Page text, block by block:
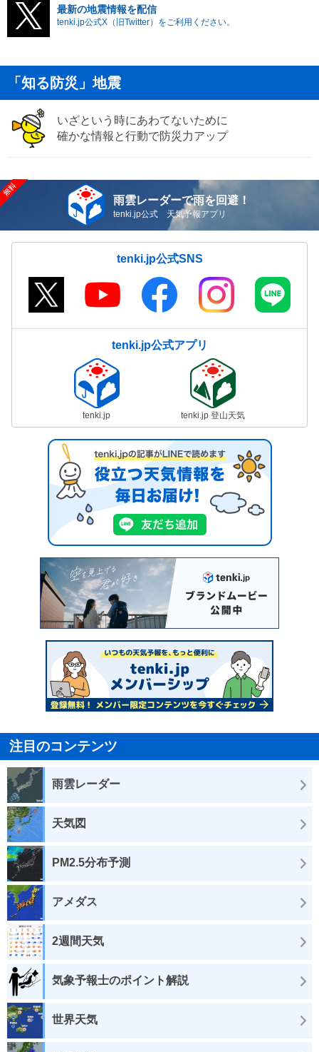
最新の地震情報を配信
tenki.jp公式X（旧Twitter）をご利用ください。
「知る防災」地震
いざという時にあわてないために
確かな情報と行動で防災力アップ
雨雲レーダーで雨を回避！
tenki.jp公式 天気予報アプリ
tenki.jp公式SNS
tenki.jp公式アプリ
tenki.jp tenki.jp 登山天気
注目のコンテンツ
雨雲レーダー
天気図
PM2.5分布予測
アメダス
2週間天気
気象予報士のポイント解説
世界天気